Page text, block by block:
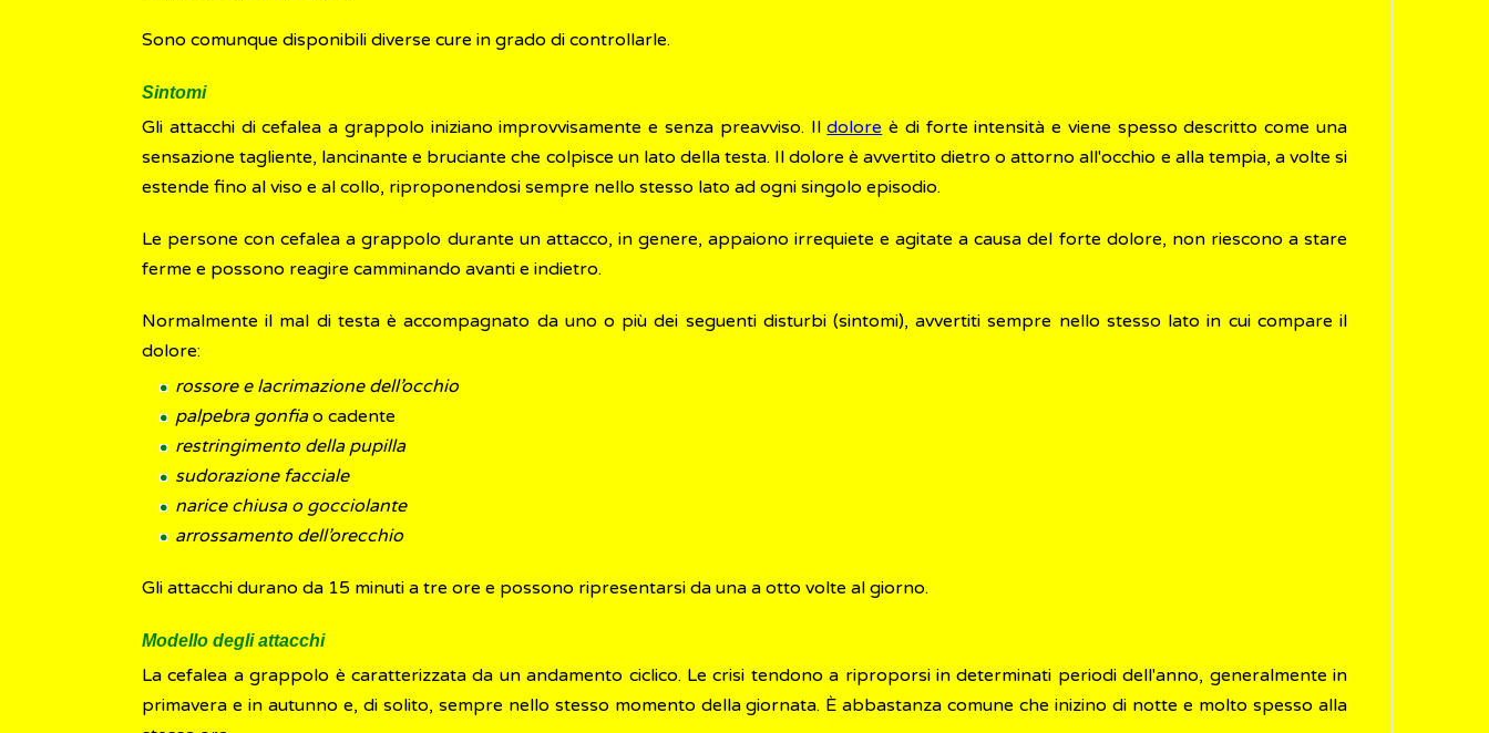
Sono comunque disponibili diverse cure in grado di controllarle.
Sintomi
Gli attacchi di cefalea a grappolo iniziano improvvisamente e senza preavviso. Ildolore è di forte intensità e viene spesso descritto come una
sensazione tagliente, lancinante e bruciante che colpisce un lato della testa. Il dolore è avvertito dietro o attorno all'occhio e alla tempia, a volte si
estende fino al viso e al collo, riproponendosi sempre nello stesso lato ad ogni singolo episodio.
Le persone con cefalea a grappolo durante un attacco, in genere, appaiono irrequiete e agitate a causa del forte dolore, non riescono a stare
ferme e possono reagire camminando avanti e indietro.
Normalmente il mal di testa è accompagnato da uno o più dei seguenti disturbi (sintomi), avvertiti sempre nello stesso lato in cui compare il
dolore:
rossore e lacrimazione dell’occhio
palpebra gonfiao cadente
restringimento della pupilla
sudorazione facciale
narice chiusa o gocciolante
arrossamento dell’orecchio
Gli attacchi durano da 15 minuti a tre ore e possono ripresentarsi da una a otto volte al giorno.
Modello degli attacchi
La cefalea a grappolo è caratterizzata da un andamento ciclico. Le crisi tendono a riproporsi in determinati periodi dell'anno, generalmente in
primavera e in autunno e, di solito, sempre nello stesso momento della giornata. È abbastanza comune che inizino di notte e molto spesso alla